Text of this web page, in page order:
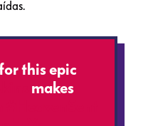
this epic
makes